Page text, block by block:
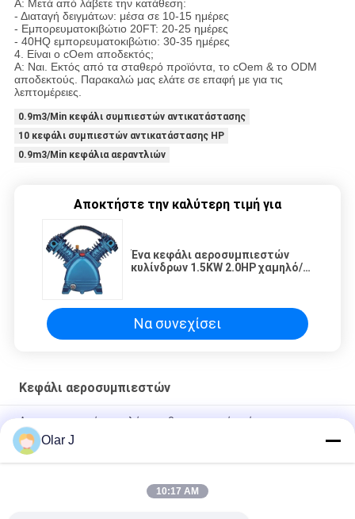
Α: Μετά από λάβετε την κατάθεση:
- Διαταγή δειγμάτων: μέσα σε 10-15 ημέρες
- Εμπορευματοκιβώτιο 20FT: 20-25 ημέρες
- 40HQ εμπορευματοκιβώτιο: 30-35 ημέρες
4. Είναι ο cOem αποδεκτός;
Α: Ναι. Εκτός από τα σταθερό προϊόντα, το cOem & το ODM
αποδεκτούς. Παρακαλώ μας ελάτε σε επαφή με για τις
λεπτομέρειες.
0.9m3/Min κεφάλι συμπιεστών αντικατάστασης
10 κεφάλι συμπιεστών αντικατάστασης HP
0.9m3/Min κεφάλια αεραντλιών
Αποκτήστε την καλύτερη τιμή για
Ένα κεφάλι αεροσυμπιεστών
κυλίνδρων 1.5KW 2.0HP χαμηλό/
Να συνεχίσει
Κεφάλι αεροσυμπιεστών
Αεροσυμπιεστή κεφαλής για βιομηχανική χρήση
120V/240V τάση κεφαλή συμπίεσης αέρα με 2 κύλινδροι και
πίεση 0,8Mpa/115psi
Βιομηχανική κεφαλή συμπίεσης αέρα με ανώτερη απόδοση
Olar J
10:17 AM